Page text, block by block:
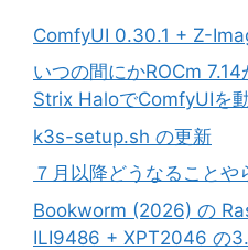
ComfyUI 0.30.1 + Z-
いつの間にかROCm 7.14
Strix HaloでComfyUIを動
k3s-setup.sh の更新
７月以降どうなることや
Bookworm (2026) の
ILI9486 + XPT2046 の